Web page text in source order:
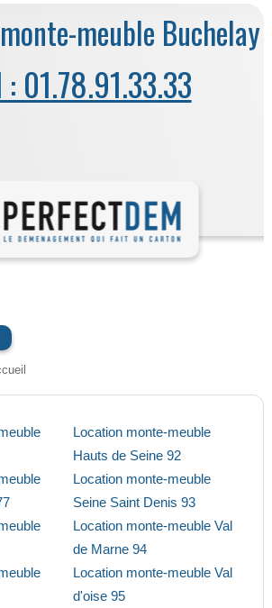
meuble Buchelay
: 01.78.91.33.33
Location monte-meuble
Hauts de Seine 92
Location monte-meuble
Seine Saint Denis 93
Location monte-meuble Val
de Marne 94
Location monte-meuble Val
d'oise 95